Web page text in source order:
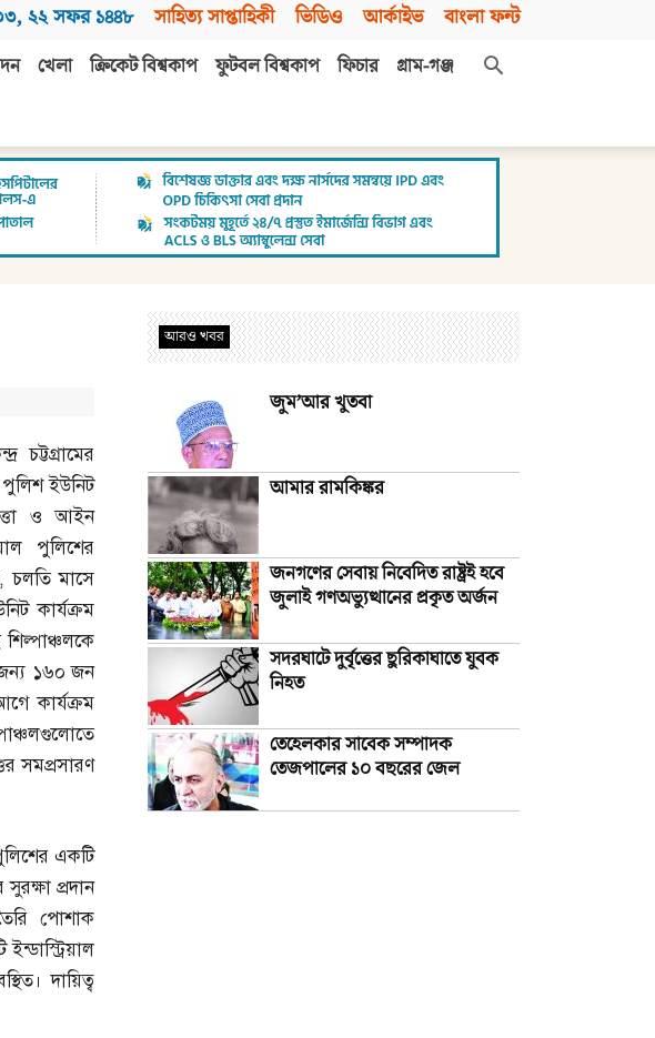
, ২২ সফর ১৪৪৮ সাহিত্য সাপ্তাহিকী ভিডিও আর্কাইভ বাংলা ফন্ট
খেলা ক্রিকেট বিশ্বকাপ ফুটবল বিশ্বকাপ ফিচার
গ্রাম-গঞ্জ
চট্টগ্রামের
পুলিশ ইউনিট
ও আইন
পুলিশের
চলতি মাসে
কার্যক্রম
১৬০ জন
কার্যক্রম
সমপ্রসারণ
একটি
প্রদান
পোশাক
দায়িত্ব
আরও খবর
জুম’আর খুতবা
আমার রামকিঙ্কর
জনগণের সেবায় নিবেদিত রাষ্ট্রই হবে
জুলাই গণঅভ্যুত্থানের প্রকৃত অর্জন
সদরঘাটে দুর্বৃত্তের ছুরিকাঘাতে যুবক
নিহত
তেহেলকার সাবেক সম্পাদক
তেজপালের ১০ বছরের জেল